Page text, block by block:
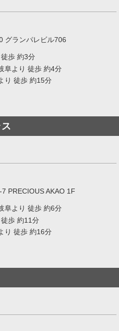
グランパレビル706
歩 約3分
阜より 徒歩 約4分
り 徒歩 約15分
PRECIOUS AKAO 1F
阜より 徒歩 約6分
歩 約11分
り 徒歩 約16分